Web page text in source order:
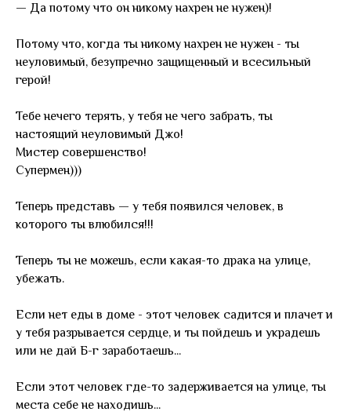
— Да потому что он никому нахрен не нужен)!
Потому что, когда ты никому нахрен не нужен - ты
неуловимый, безупречно защищенный и всесильный
герой!
Тебе нечего терять, у тебя не чего забрать, ты
настоящий неуловимый Джо!
Мистер совершенство!
Супермен)))
Теперь представь — у тебя появился человек, в
которого ты влюбился!!!
Теперь ты не можешь, если какая-то драка на улице,
убежать.
Если нет еды в доме - этот человек садится и плачет и
у тебя разрывается сердце, и ты пойдешь и украдешь
или не дай Б-г заработаешь...
Если этот человек где-то задерживается на улице, ты
места себе не находишь...